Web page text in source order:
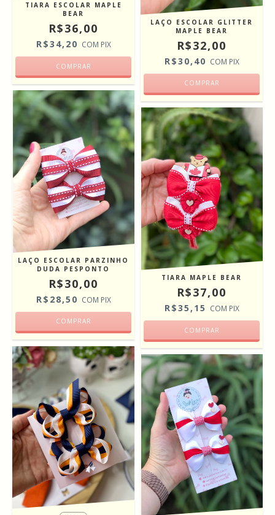
TIARA ESCOLAR MAPLE
BEAR
R$36,00
R$34,20 COM PIX
LAÇO ESCOLAR GLITTER
MAPLE BEAR
R$32,00
R$30,40 COM PIX
COMPRAR
LAÇO ESCOLAR PARZINHO
DUDA PESPONTO
R$30,00
R$28,50 COM PIX
COMPRAR
TIARA MAPLE BEAR
R$37,00
R$35,15 COM PIX